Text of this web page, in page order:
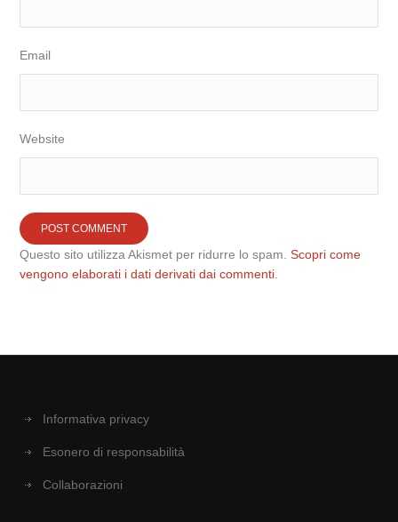
Email
Website
Questo sito utilizza Akismet per ridurre lo spam.Scopri come
vengono elaborati i dati derivati dai commenti
Informativa privacy
Esonero di responsabilità
Collaborazioni